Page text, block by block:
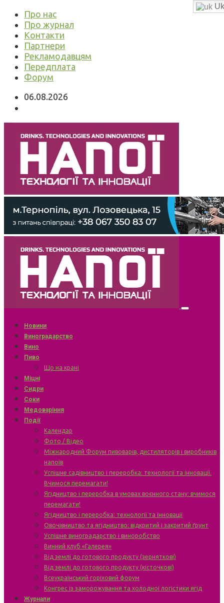
Про нас
Про журнал
Контакти
Партнери
Рекламодавцям
Передплата
Форум
06.08.2026
Новини
Виноградарство
Вино
Пиво
Що на крані
Міцні
Сидри
Соки
Медоваріння
Події
Календар
Фото / Відео
Міжнародний Форум пивоварів, дистиляторів і виробників
напоїв
Успішне садівництво і переробка: технології та інновації.
Вчимося перемагати!
Ягідництво і переробка в умовах воєнного стану: вчимося
перемагати!
Ягідництво і переробка: технології та інновації
Овочівництво та ягідництво: відкритий і закритий ґрунт
Успішне виноградарство і виноробство
Винний клуб «Галерея»
Від землі до готового продукту (зерняткові)
Від землі до готового продукту (кісточкові)
Всеукраїнський горіховий форум
Конгрес із заморожування та холодної логістики ягід
Журнали